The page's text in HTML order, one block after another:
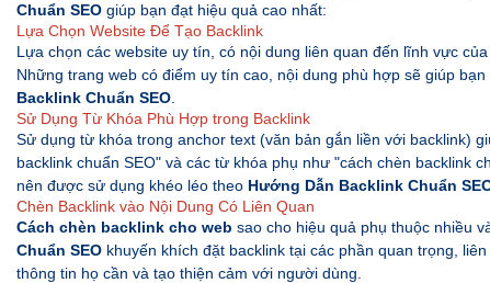
Chuẩn SEO giúp bạn đạt hiệu quả cao nhất:
Lựa Chọn Website Để Tạo Backlink
Lựa chọn các website uy tín, có nội dung liên quan đến lĩnh vực
Những trang web có điểm uy tín cao, nội dung phù hợp sẽ giúp
Backlink Chuẩn SEO
Sử Dụng Từ Khóa Phù Hợp trong Backlink
Sử dụng từ khóa trong anchor text (văn bản gắn liền với backlink)
backlink chuẩn SEO" và các từ khóa phụ như "cách chèn backlink
nên được sử dụng khéo léo theo Hướng Dẫn Backlink Chuẩn
Chèn Backlink vào Nội Dung Có Liên Quan
Cách chèn backlink cho web sao cho hiệu quả phụ thuộc nhiều
Chuẩn SEO khuyến khích đặt backlink tại các phần quan trọng,
thông tin họ cần và tạo thiện cảm với người dùng.